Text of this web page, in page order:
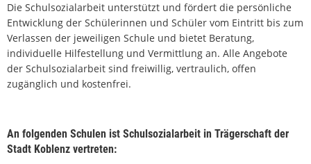
Die Schulsozialarbeit unterstützt und fördert die persönliche
Entwicklung der Schülerinnen und Schüler vom Eintritt bis zum
Verlassen der jeweiligen Schule und bietet Beratung,
individuelle Hilfestellung und Vermittlung an. Alle Angebote
der Schulsozialarbeit sind freiwillig, vertraulich, offen
zugänglich und kostenfrei.
An folgenden Schulen ist Schulsozialarbeit in Trägerschaft der
Stadt Koblenz vertreten: